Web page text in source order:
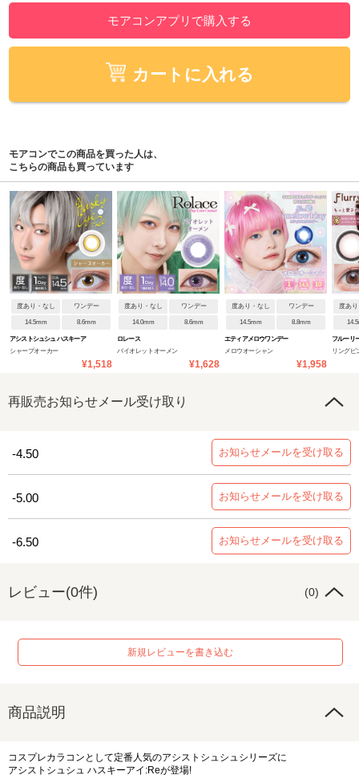
モアコンアプリで購入する
カートに入れる
モアコンでこの商品を買った人は、
こちらの商品も買っています
度あり・なし ワンデー
14.5mm 8.6mm
アシストシュシュ ハスキーア
シャープオーカー
¥1,518
度あり・なし ワンデー
14.0mm 8.6mm
ロレース
バイオレットオーメン
¥1,628
度あり・なし ワンデー
14.5mm 8.8mm
エティアメロウワンデー
メロウオーシャン
¥1,958
度あ
フルーリ
リングピ
再販売お知らせメール受け取り
-4.50 お知らせメールを受け取る
-5.00 お知らせメールを受け取る
-6.50 お知らせメールを受け取る
レビュー(0件) (0)
新規レビューを書き込む
商品説明
コスプレカラコンとして定番人気のアシストシュシュシリーズに
アシストシュシュ ハスキーアイ:Reが登場!